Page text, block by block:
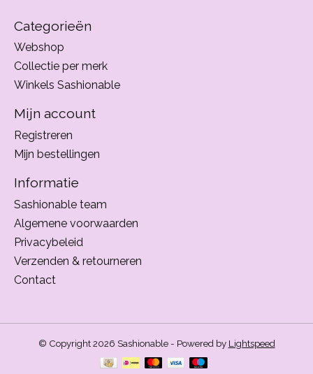
Categorieën
Webshop
Collectie per merk
Winkels Sashionable
Mijn account
Registreren
Mijn bestellingen
Informatie
Sashionable team
Algemene voorwaarden
Privacybeleid
Verzenden & retourneren
Contact
© Copyright 2026 Sashionable - Powered by Lightspeed